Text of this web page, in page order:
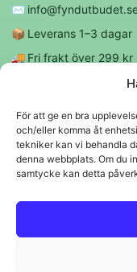
För att ge en bra
och/eller komma åt
tekniker kan vi behandla
denna webbplats. Om du
samtycke kan detta
✉️
📦 Leverans 1–3 dagar
🚚 Fri frakt över 299 kr
Följ oss
f ◎
Trygga betalningar